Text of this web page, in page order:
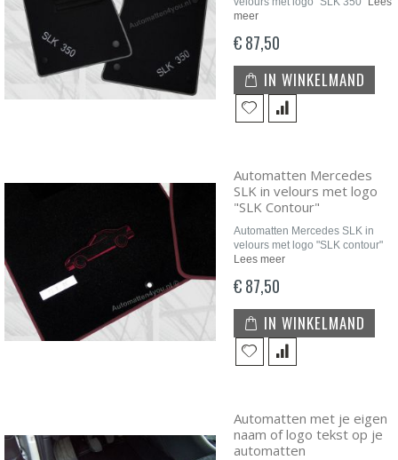
meer
€ 87,50
IN WINKELMAND
Automatten Mercedes
SLK in velours met logo
"SLK Contour"
Automatten Mercedes SLK in
velours met logo "SLK contour"
Lees meer
€ 87,50
IN WINKELMAND
Automatten met je eigen
naam of logo tekst op je
automatten